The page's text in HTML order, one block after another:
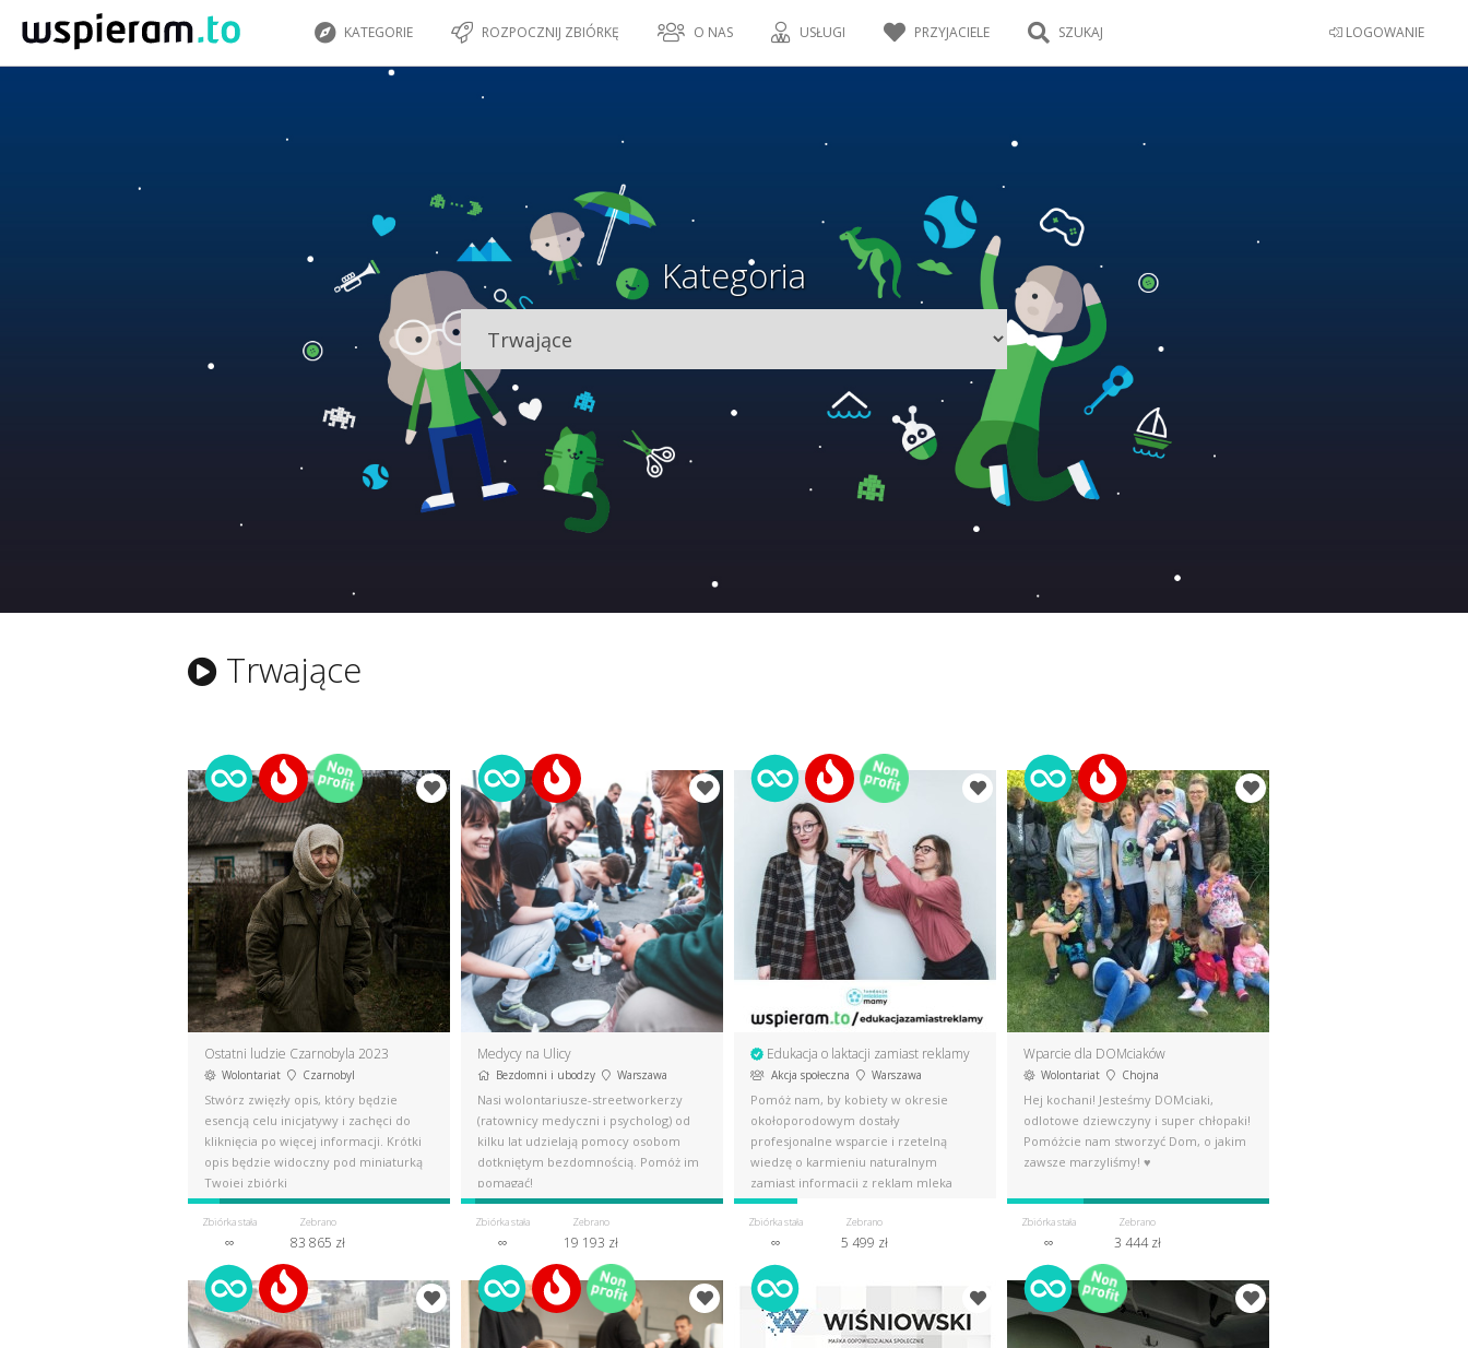
LOGOWANIE
KATEGORIE ROZPOCZNIJ ZBIÓRKĘ O NAS USŁUGI PRZYJACIELE SZUKAJ
Kategoria
Trwające
Ostatni ludzie Czarnobyla 2023
Wolontariat Czarnobyl
Stwórz zwięzły opis, który będzie
esencją celu inicjatywy i zachęci do
kliknięcia po więcej informacji. Krótki
opis będzie widoczny pod miniaturką
Twojej zbiórki
Zbiórka stała
∞
Zebrano
83 865 zł
Medycy na Ulicy
Bezdomni i ubodzy Warszawa
Nasi wolontariusze-streetworkerzy
(ratownicy medyczni i psycholog) od
kilku lat udzielają pomocy osobom
dotkniętym bezdomnością. Pomóż im
pomagać!
Zbiórka stała
∞
Zebrano
19 193 zł
Edukacja o laktacji zamiast reklamy
Akcja społeczna Warszawa
Pomóż nam, by kobiety w okresie
okołoporodowym dostały
profesjonalne wsparcie i rzetelną
wiedzę o karmieniu naturalnym
zamiast informacji z reklam mleka
modyfikowanego.
Zbiórka stała
∞
Zebrano
5 499 zł
Wparcie dla DOMciaków
Wolontariat Chojna
Hej kochani! Jesteśmy DOMciaki,
odlotowe dziewczyny i super chłopaki!
Pomóżcie nam stworzyć Dom, o jakim
zawsze marzyliśmy! ♥
Zbiórka stała
∞
Zebrano
3 444 zł